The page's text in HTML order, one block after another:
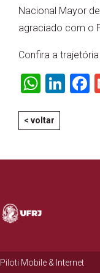
Nacional Mayor
agraciado com o
Confira a
< voltar
Piloti Mobile & Internet